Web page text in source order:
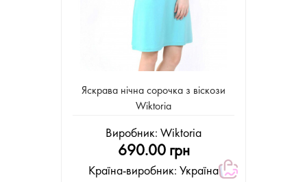
Яскрава нічна сорочка з віскози
Wiktoria
Виробник: Wiktoria
690.00 грн
Країна-виробник: Україна